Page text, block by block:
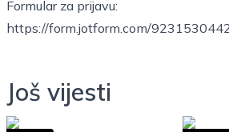
Formular za prijavu:
https://form.jotform.com/
Još vijesti